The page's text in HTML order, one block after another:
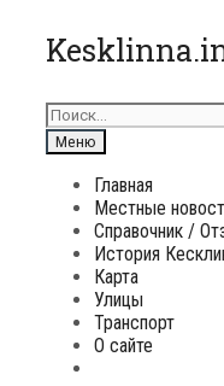
Перейти
к
Поиск
для:
Поиск
Меню
Главная
Местные
Справочник /
История
Карта
Улицы
Транспорт
О сайте